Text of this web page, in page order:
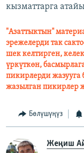
кызматтарга
"Азаттыктын"
эрежелерди так
шек келтирген,
үркүткөн,
пикирлерди жазууга
жазылган пикирлер
Бөлүшүңүз
Жеңиш